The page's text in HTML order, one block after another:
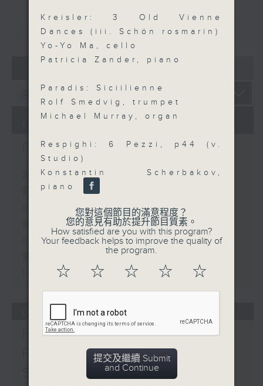
重溫 CATCHUP
2026
First Notes 由聆開始
足本 Full (HKT 07:05 - 10:00)
第一部份 Part 1 (HKT 07:05 -
第二部份 Part 2 (HKT 08:05 -
09:00)
第三部份 Part 3 (HKT 09:05 -
10:00)
07/08/2026
First Notes 由聆開始 /
First Notes Focus: Of
Slides and Keys
Kreisler: 3 Old Vienne
Dances (iii. Schön rosmarin)
Yo-Yo Ma, cello
Patricia Zander, piano
Paradis: Siciilienne
Rolf Smedvig, trumpet
Michael Murray, organ
Respighi: 6 Pezzi, p44 (v.
Studio)
Konstantin Scherbakov,
piano
您對這個節目的滿意程度？
您的意見有助於提升節目質素。
How satisfied are you with this program?
Your feedback helps to improve the quality of
the program.
☆ ☆ ☆ ☆ ☆
提交及繼續 Submit
and Continue